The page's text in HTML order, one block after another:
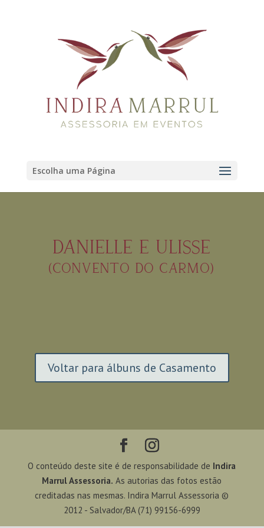
Escolha uma Página
DANIELLE E ULISSE
(CONVENTO DO CARMO)
Voltar para álbuns de Casamento
O conteúdo deste site é de responsabilidade de Indira
Marrul Assessoria. As autorias das fotos estão
creditadas nas mesmas. Indira Marrul Assessoria ©
2012 - Salvador/BA (71) 99156-6999